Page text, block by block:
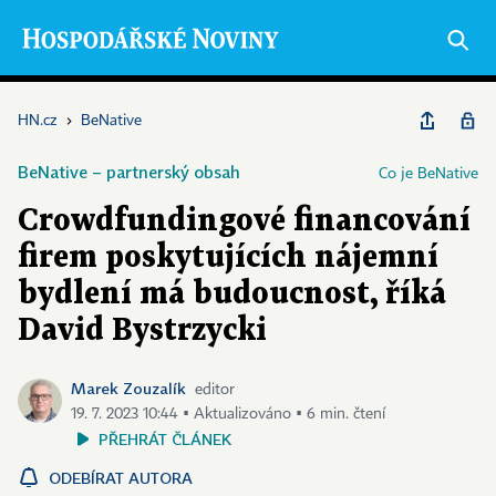
HN.cz › BeNative
BeNative – partnerský obsah Co je BeNative
Crowdfundingové financování
firem poskytujících nájemní
bydlení má budoucnost, říká
David Bystrzycki
Marek Zouzalík
editor
19. 7. 2023 10:44 ▪ Aktualizováno ▪ 6 min. čtení
PŘEHRÁT ČLÁNEK
ODEBÍRAT AUTORA